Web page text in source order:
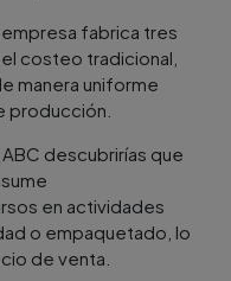
fabrica tres
costeo tradicional,
manera uniforme
producción.
descubrirías que
en actividades
o empaquetado, lo
de venta.